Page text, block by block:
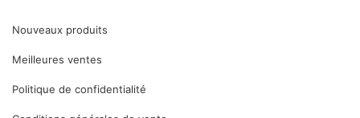
Nouveaux produits
Meilleures ventes
Politique de confidentialité